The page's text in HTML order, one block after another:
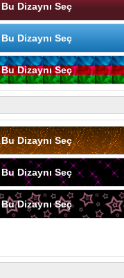
Bu Dizaynı Seç
Bu Dizaynı Seç
Bu Dizaynı Seç
Bu Dizaynı Seç
Bu Dizaynı Seç
Bu Dizaynı Seç